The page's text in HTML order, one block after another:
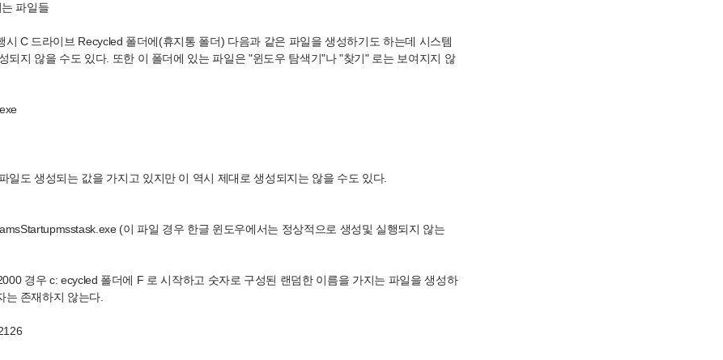
파일들
시 C 드라이브 Recycled 폴더에(휴지통 폴더) 다음과 같은 파일을 생성하기도 하는데 시스템
되지 않을 수도 있다. 또한 이 폴더에 있는 파일은 "윈도우 탐색기"나 "찾기" 로는 보여지지 않
일도 생성되는 값을 가지고 있지만 이 역시 제대로 생성되지는 않을 수도 있다.
(이 파일 경우 한글 윈도우에서는 정상적으로 생성및 실행되지 않는
경우 c: ecycled 폴더에 F 로 시작하고 숫자로 구성된 랜덤한 이름을 가지는 파일을 생성하
는 존재하지 않는다.